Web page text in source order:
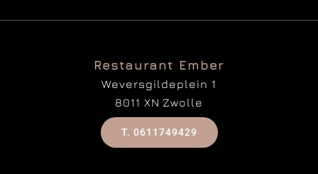
Restaurant Ember
Weversgildeplein 1
8011 XN Zwolle
T. 0611749429